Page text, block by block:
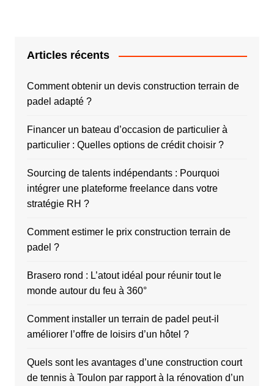
Articles récents
Comment obtenir un devis construction terrain de
padel adapté ?
Financer un bateau d’occasion de particulier à
particulier : Quelles options de crédit choisir ?
Sourcing de talents indépendants : Pourquoi
intégrer une plateforme freelance dans votre
stratégie RH ?
Comment estimer le prix construction terrain de
padel ?
Brasero rond : L’atout idéal pour réunir tout le
monde autour du feu à 360°
Comment installer un terrain de padel peut-il
améliorer l’offre de loisirs d’un hôtel ?
Quels sont les avantages d’une construction court
de tennis à Toulon par rapport à la rénovation d’un